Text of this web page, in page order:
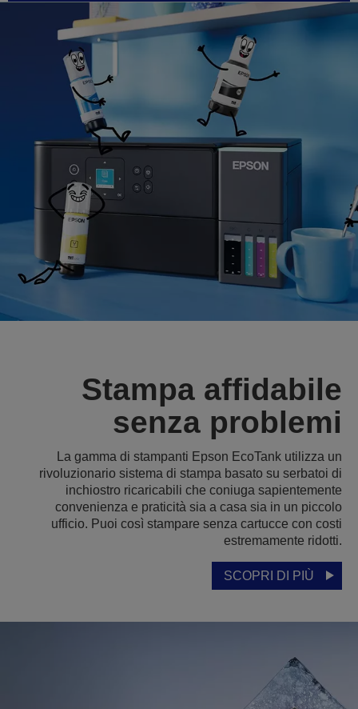
Stampa affidabile
senza problemi
La gamma di stampanti Epson EcoTank utilizza un
rivoluzionario sistema di stampa basato su serbatoi di
inchiostro ricaricabili che coniuga sapientemente
convenienza e praticità sia a casa sia in un piccolo
ufficio. Puoi così stampare senza cartucce con costi
estremamente ridotti.
SCOPRI DI PIÙ